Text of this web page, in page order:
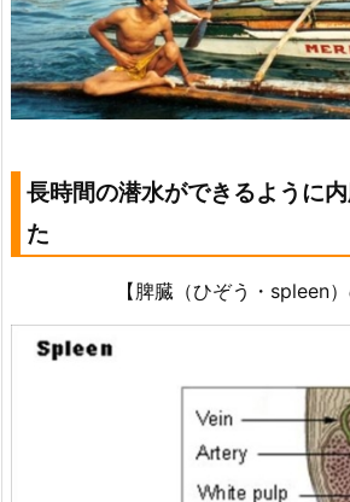
長時間の潜水ができるように
た
【脾臓（ひぞう・spleen）